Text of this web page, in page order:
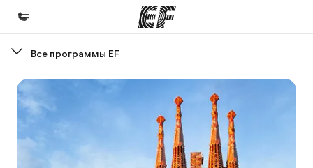
Добро пожаловать в EF
Программы
Все курсы и программы EF
Все программы EF